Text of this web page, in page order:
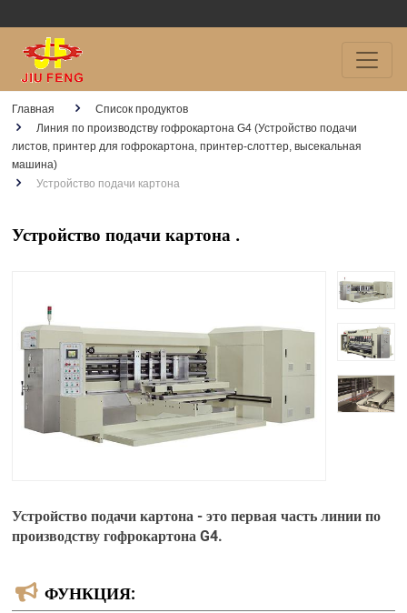
Главная
Список продуктов
Линия по производству гофрокартона G4 (Устройство подачи
листов, принтер для гофрокартона, принтер-слоттер, высекальная
машина)
Устройство подачи картона
Устройство подачи картона .
Устройство подачи картона - это первая часть линии по
производству гофрокартона G4.
ФУНКЦИЯ: